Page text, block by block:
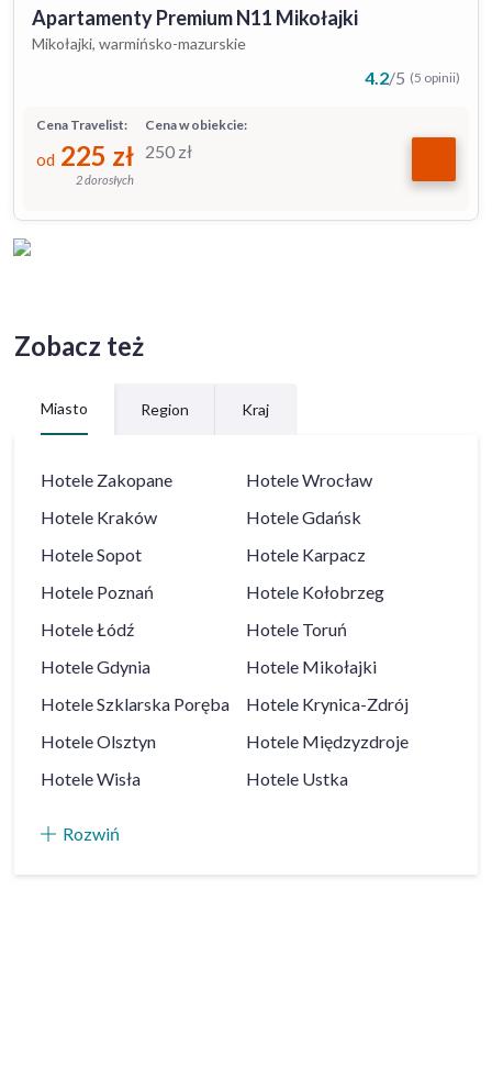
Apartamenty Premium N11 Mikołajki
Mikołajki, warmińsko-mazurskie
4.2/5 (5 opinii)
Cena w obiekcie:
250 zł
Cena Travelist:
od 225 zł
2 dorosłych
Zobacz też
Miasto Region Kraj
Hotele Zakopane HoteleWrocław
Hotele Kraków HoteleGdańsk
HoteleSopot Hotele Karpacz
Hotele Poznań Hotele Kołobrzeg
HoteleŁódź Hotele Toruń
HoteleGdynia Hotele Mikołajki
HoteleSzklarska Poręba Hotele Krynica-Zdrój
HoteleOlsztyn Hotele Międzyzdroje
HoteleWisła Hotele Ustka
Rozwiń